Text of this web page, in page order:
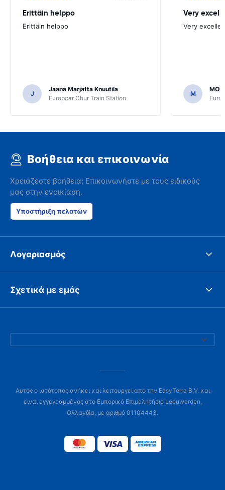
Erittäin helppo
Erittäin helppo
J
Jaana Marjatta Knuutila
Europcar Chur Train Station
Very
Very
M
Βοήθεια και επικοινωνία
Χρειάζεστε βοήθεια; Επικοινωνήστε με τους ειδικούς
μας στην ενοικίαση.
Υποστήριξη πελατών
Λογαριασμός
Σχετικά με εμάς
Αυτός ο ιστότοπος ανήκει και λειτουργεί από την EasyTerra B.V. και
είναι εγγεγραμμένος στο Εμπορικό Επιμελητήριο Leeuwarden,
Ολλανδία, με αριθμό 01104443.